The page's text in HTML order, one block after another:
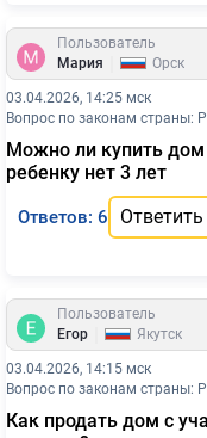
Пользователь
Мария
Орск
03.04.2026, 14:25 мск
Вопрос по законам страны:
Можно ли купить дом
ребенку нет 3 лет
Ответов: 6 Ответить
Пользователь
Егор
Якутск
03.04.2026, 14:15 мск
Вопрос по законам страны:
Как продать дом с